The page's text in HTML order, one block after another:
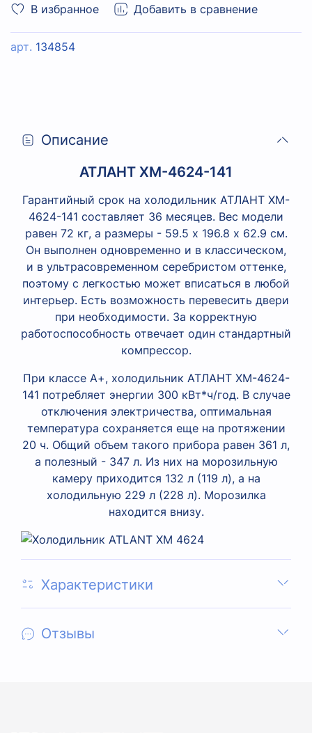
В избранное Добавить в сравнение
арт. 134854
Описание
АТЛАНТ XM-4624-141
Гарантийный срок на холодильник АТЛАНТ XM-
4624-141 составляет 36 месяцев. Вес модели
равен 72 кг, а размеры - 59.5 х 196.8 х 62.9 см.
Он выполнен одновременно и в классическом,
и в ультрасовременном серебристом оттенке,
поэтому с легкостью может вписаться в любой
интерьер. Есть возможность перевесить двери
при необходимости. За корректную
работоспособность отвечает один стандартный
компрессор.
При классе А+, холодильник АТЛАНТ XM-4624-
141 потребляет энергии 300 кВт*ч/год. В случае
отключения электричества, оптимальная
температура сохраняется еще на протяжении
20 ч. Общий объем такого прибора равен 361 л,
а полезный - 347 л. Из них на морозильную
камеру приходится 132 л (119 л), а на
холодильную 229 л (228 л). Морозилка
находится внизу.
Характеристики
Отзывы